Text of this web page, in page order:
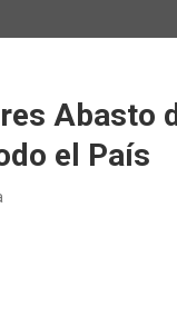
Abasto
el País